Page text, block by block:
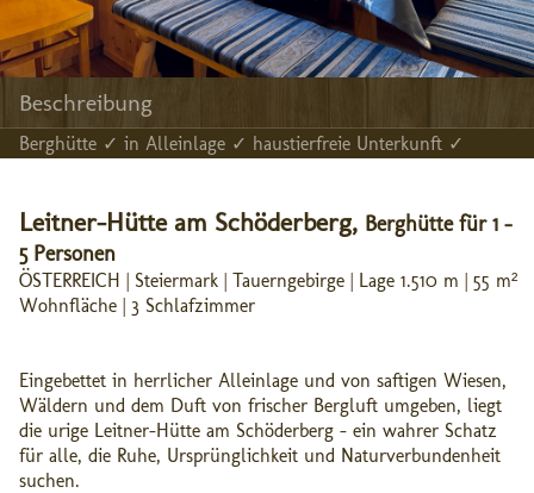
Beschreibung
Berghütte ✓ in Alleinlage ✓ haustierfreie Unterkunft ✓
Leitner-Hütte am Schöderberg, Berghütte für 1 -
5 Personen
ÖSTERREICH | Steiermark | Tauerngebirge | Lage 1.510 m | 55 m²
Wohnfläche | 3 Schlafzimmer
Eingebettet in herrlicher Alleinlage und von saftigen Wiesen,
Wäldern und dem Duft von frischer Bergluft umgeben, liegt
die urige Leitner-Hütte am Schöderberg – ein wahrer Schatz
für alle, die Ruhe, Ursprünglichkeit und Naturverbundenheit
suchen.